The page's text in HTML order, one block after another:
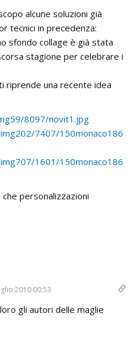
alcune soluzioni già
tecnici in precedenza:
sfondo collage è già stata
stagione per celebrare i
riprende una recente idea
8097/novit1.jpg
7407/150monaco186
1601/150monaco186
personalizzazioni
2010 00:53
gli autori delle maglie